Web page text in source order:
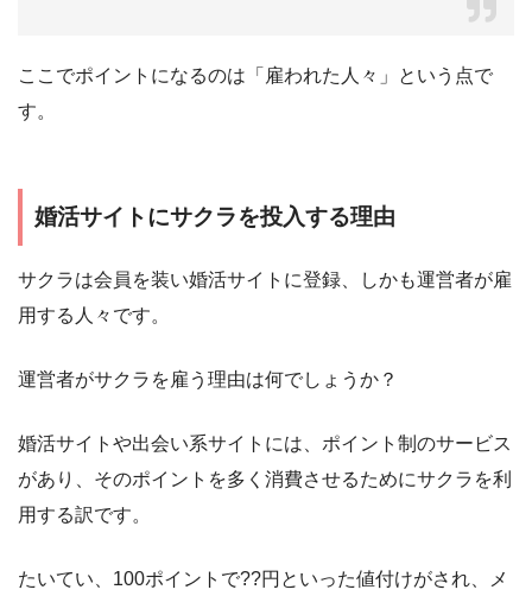
ここでポイントになるのは「雇われた人々」という点で
す。
婚活サイトにサクラを投入する理由
サクラは会員を装い婚活サイトに登録、しかも運営者が雇
用する人々です。
運営者がサクラを雇う理由は何でしょうか？
婚活サイトや出会い系サイトには、ポイント制のサービス
があり、そのポイントを多く消費させるためにサクラを利
用する訳です。
たいてい、100ポイントで??円といった値付けがされ、メ